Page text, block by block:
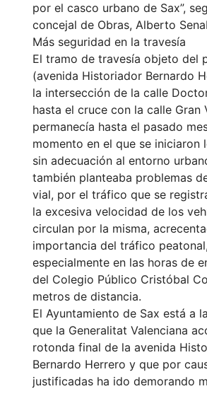
por el casco urbano de Sax”,
concejal de Obras, Alberto
Más seguridad en la travesía
El tramo de travesía objeto del
(avenida Historiador Bernardo
la intersección de la calle
hasta el cruce con la calle Gran
permanecía hasta el pasado
momento en el que se iniciaron
sin adecuación al entorno
también planteaba problemas
vial, por el tráfico que se
la excesiva velocidad de los
circulan por la misma,
importancia del tráfico peatonal,
especialmente en las horas de
del Colegio Público Cristóbal
metros de distancia.
El Ayuntamiento de Sax está a
que la Generalitat Valenciana
rotonda final de la avenida
Bernardo Herrero y que por
justificadas ha ido demorando